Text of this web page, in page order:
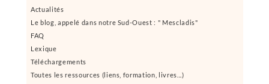
Actualités
Le blog, appelé dans notre Sud-Ouest : " Mescladis"
FAQ
Lexique
Téléchargements
Toutes les ressources (liens, formation, livres...)